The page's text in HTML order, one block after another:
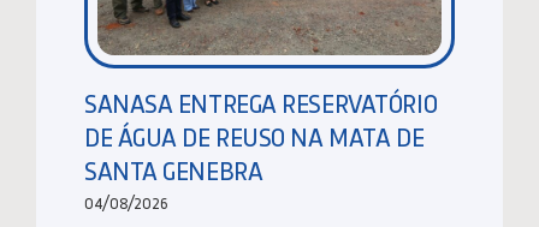
SANASA ENTREGA RESERVATÓRIO
DE ÁGUA DE REUSO NA MATA DE
SANTA GENEBRA
04/08/2026